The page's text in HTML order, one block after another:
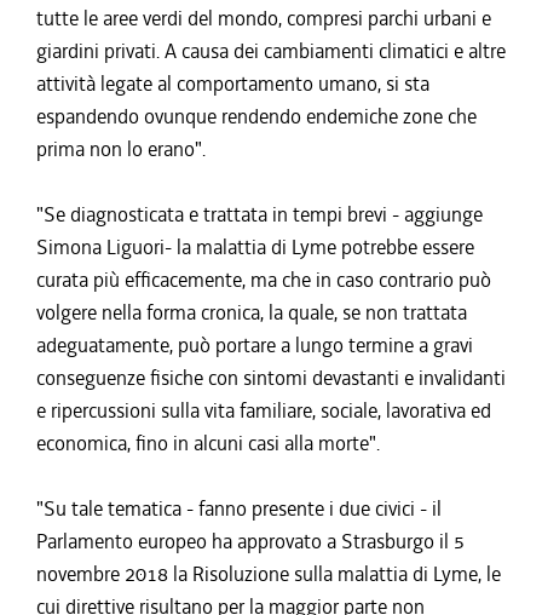
tutte le aree verdi del mondo, compresi parchi urbani e
giardini privati. A causa dei cambiamenti climatici e altre
attività legate al comportamento umano, si sta
espandendo ovunque rendendo endemiche zone che
prima non lo erano".
"Se diagnosticata e trattata in tempi brevi - aggiunge
Simona Liguori- la malattia di Lyme potrebbe essere
curata più efficacemente, ma che in caso contrario può
volgere nella forma cronica, la quale, se non trattata
adeguatamente, può portare a lungo termine a gravi
conseguenze fisiche con sintomi devastanti e invalidanti
e ripercussioni sulla vita familiare, sociale, lavorativa ed
economica, fino in alcuni casi alla morte".
"Su tale tematica - fanno presente i due civici - il
Parlamento europeo ha approvato a Strasburgo il 5
novembre 2018 la Risoluzione sulla malattia di Lyme, le
cui direttive risultano per la maggior parte non